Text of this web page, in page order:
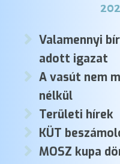
Valamennyi
adott igazat
A vasút nem
nélkül
Területi hírek
KÜT
MOSZ kupa